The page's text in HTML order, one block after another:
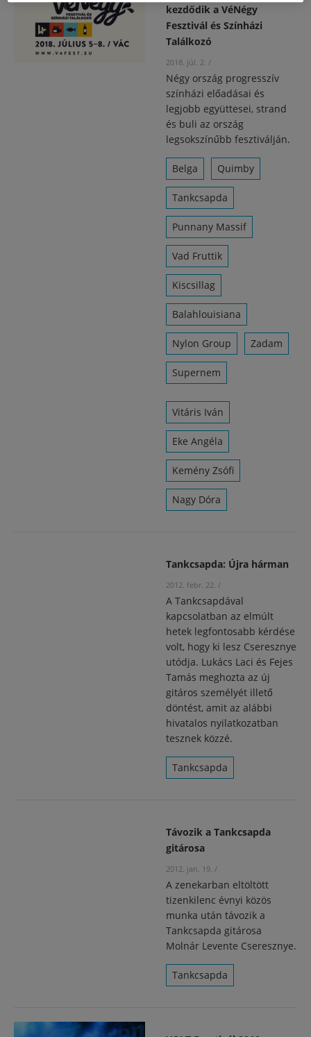
kezdődik a VéNégy
Fesztivál és Színházi
Találkozó
2018. júl. 2. /
Négy ország progresszív
színházi előadásai és
legjobb együttesei, strand
és buli az ország
legsokszínűbb fesztiválján.
Belga Quimby
Tankcsapda
Punnany Massif
Vad Fruttik
Kiscsillag
Balahlouisiana
Nylon Group Zadam
Supernem
Vitáris Iván
Eke Angéla
Kemény Zsófi
Nagy Dóra
Tankcsapda: Újra hárman
2012. febr. 22. /
A Tankcsapdával
kapcsolatban az elmúlt
hetek legfontosabb kérdése
volt, hogy ki lesz Cseresznye
utódja. Lukács Laci és Fejes
Tamás meghozta az új
gitáros személyét illető
döntést, amit az alábbi
hivatalos nyilatkozatban
tesznek közzé.
Tankcsapda
Távozik a Tankcsapda
gitárosa
2012. jan. 19. /
A zenekarban eltöltött
tizenkilenc évnyi közös
munka után távozik a
Tankcsapda gitárosa
Molnár Levente Cseresznye.
Tankcsapda